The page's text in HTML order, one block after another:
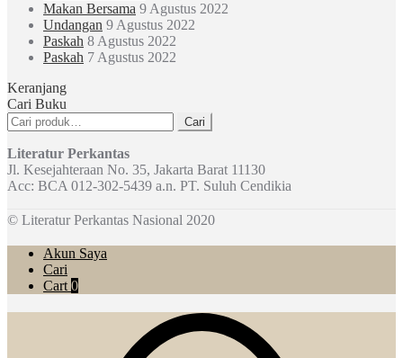
Makan Bersama 9 Agustus 2022
Undangan 9 Agustus 2022
Paskah 8 Agustus 2022
Paskah 7 Agustus 2022
Keranjang
Cari Buku
Pencarian
untuk:
Cari
Literatur Perkantas
Jl. Kesejahteraan No. 35, Jakarta Barat 11130
Acc: BCA 012-302-5439 a.n. PT. Suluh Cendikia
© Literatur Perkantas Nasional 2020
Akun Saya
Cari
Cart 0